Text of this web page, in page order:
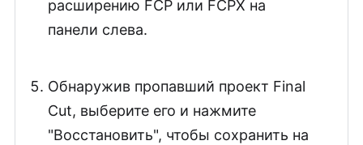
расширению FCP или FCPX на
панели слева.
Обнаружив пропавший проект Final
Cut, выберите его и нажмите
"Восстановить", чтобы сохранить на